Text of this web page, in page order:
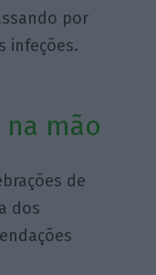
por
infeções.
mão
de
dos